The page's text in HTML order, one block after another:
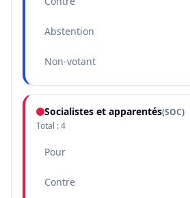
Abstention
Non-votant
Socialistes et apparentés(SOC)
Total :4
Pour
Contre